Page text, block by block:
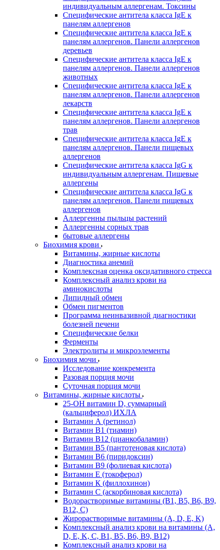
индивидуальным аллергенам. Токсины
Специфические антитела класса IgE к
панелям аллергенов
Специфические антитела класса IgE к
панелям аллергенов. Панели аллергенов
деревьев
Специфические антитела класса IgE к
панелям аллергенов. Панели аллергенов
животных
Специфические антитела класса IgE к
панелям аллергенов. Панели аллергенов
лекарств
Специфические антитела класса IgE к
панелям аллергенов. Панели аллергенов
трав
Специфические антитела класса IgE к
панелям аллергенов. Панели пищевых
аллергенов
Специфические антитела класса IgG к
индивидуальным аллергенам. Пищевые
аллергены
Специфические антитела класса IgG к
панелям аллергенов. Панели пищевых
аллергенов
Аллергенны пыльцы растений
Аллергенны сорных трав
бытовые аллергены
Биохимия крови
Витамины, жирные кислоты
Диагностика анемий
Комплексная оценка оксидативного стресса
Комплексный анализ крови на
аминокислоты
Липидный обмен
Обмен пигментов
Программа неинвазивной диагностики
болезней печени
Специфические белки
Ферменты
Электролиты и микроэлементы
Биохимия мочи
Исследование конкремента
Разовая порция мочи
Суточная порция мочи
Витамины, жирные кислоты
25-OH витамин D, суммарный
(кальциферол) ИХЛА
Витамин А (ретинол)
Витамин В1 (тиамин)
Витамин В12 (цианкобаламин)
Витамин В5 (пантотеновая кислота)
Витамин В6 (пиридоксин)
Витамин В9 (фолиевая кислота)
Витамин Е (токоферол)
Витамин К (филлохинон)
Витамин С (аскорбиновая кислота)
Водорастворимые витамины (B1, B5, B6, В9,
В12, С)
Жирорастворимые витамины (A, D, E, K)
Комплексный анализ крови на витамины (A,
D, E, K, C, B1, B5, B6, В9, B12)
Комплексный анализ крови на